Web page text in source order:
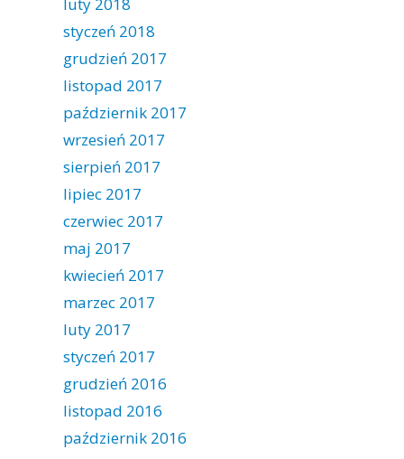
styczeń 2018
grudzień 2017
listopad 2017
październik 2017
wrzesień 2017
sierpień 2017
lipiec 2017
czerwiec 2017
maj 2017
kwiecień 2017
marzec 2017
luty 2017
styczeń 2017
grudzień 2016
listopad 2016
październik 2016